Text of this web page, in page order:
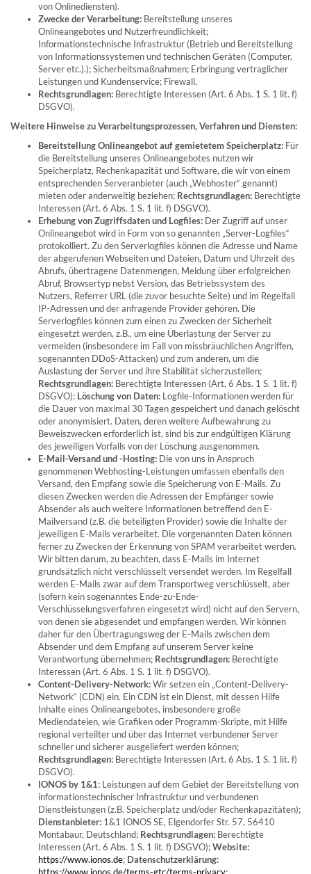
von Onlinediensten).
Zwecke der Verarbeitung: Bereitstellung unseres
Onlineangebotes und Nutzerfreundlichkeit;
Informationstechnische Infrastruktur (Betrieb und Bereitstellung
von Informationssystemen und technischen Geräten (Computer,
Server etc.).); Sicherheitsmaßnahmen; Erbringung vertraglicher
Leistungen und Kundenservice; Firewall.
Rechtsgrundlagen: Berechtigte Interessen (Art. 6 Abs. 1 S. 1 lit. f)
DSGVO).
Weitere Hinweise zu Verarbeitungsprozessen, Verfahren und Diensten:
Bereitstellung Onlineangebot auf gemietetem Speicherplatz: Für
die Bereitstellung unseres Onlineangebotes nutzen wir
Speicherplatz, Rechenkapazität und Software, die wir von einem
entsprechenden Serveranbieter (auch „Webhoster“ genannt)
mieten oder anderweitig beziehen; Rechtsgrundlagen: Berechtigte
Interessen (Art. 6 Abs. 1 S. 1 lit. f) DSGVO).
Erhebung von Zugriffsdaten und Logfiles: Der Zugriff auf unser
Onlineangebot wird in Form von so genannten „Server-Logfiles“
protokolliert. Zu den Serverlogfiles können die Adresse und Name
der abgerufenen Webseiten und Dateien, Datum und Uhrzeit des
Abrufs, übertragene Datenmengen, Meldung über erfolgreichen
Abruf, Browsertyp nebst Version, das Betriebssystem des
Nutzers, Referrer URL (die zuvor besuchte Seite) und im Regelfall
IP-Adressen und der anfragende Provider gehören. Die
Serverlogfiles können zum einen zu Zwecken der Sicherheit
eingesetzt werden, z.B., um eine Überlastung der Server zu
vermeiden (insbesondere im Fall von missbräuchlichen Angriffen,
sogenannten DDoS-Attacken) und zum anderen, um die
Auslastung der Server und ihre Stabilität sicherzustellen;
Rechtsgrundlagen: Berechtigte Interessen (Art. 6 Abs. 1 S. 1 lit. f)
DSGVO); Löschung von Daten: Logfile-Informationen werden für
die Dauer von maximal 30 Tagen gespeichert und danach gelöscht
oder anonymisiert. Daten, deren weitere Aufbewahrung zu
Beweiszwecken erforderlich ist, sind bis zur endgültigen Klärung
des jeweiligen Vorfalls von der Löschung ausgenommen.
E-Mail-Versand und -Hosting: Die von uns in Anspruch
genommenen Webhosting-Leistungen umfassen ebenfalls den
Versand, den Empfang sowie die Speicherung von E-Mails. Zu
diesen Zwecken werden die Adressen der Empfänger sowie
Absender als auch weitere Informationen betreffend den E-
Mailversand (z.B. die beteiligten Provider) sowie die Inhalte der
jeweiligen E-Mails verarbeitet. Die vorgenannten Daten können
ferner zu Zwecken der Erkennung von SPAM verarbeitet werden.
Wir bitten darum, zu beachten, dass E-Mails im Internet
grundsätzlich nicht verschlüsselt versendet werden. Im Regelfall
werden E-Mails zwar auf dem Transportweg verschlüsselt, aber
(sofern kein sogenanntes Ende-zu-Ende-
Verschlüsselungsverfahren eingesetzt wird) nicht auf den Servern,
von denen sie abgesendet und empfangen werden. Wir können
daher für den Übertragungsweg der E-Mails zwischen dem
Absender und dem Empfang auf unserem Server keine
Verantwortung übernehmen; Rechtsgrundlagen: Berechtigte
Interessen (Art. 6 Abs. 1 S. 1 lit. f) DSGVO).
Content-Delivery-Network:Wir setzen ein „Content-Delivery-
Network“ (CDN) ein. Ein CDN ist ein Dienst, mit dessen Hilfe
Inhalte eines Onlineangebotes, insbesondere große
Mediendateien, wie Grafiken oder Programm-Skripte, mit Hilfe
regional verteilter und über das Internet verbundener Server
schneller und sicherer ausgeliefert werden können;
Rechtsgrundlagen: Berechtigte Interessen (Art. 6 Abs. 1 S. 1 lit. f)
DSGVO).
IONOS by 1&1: Leistungen auf dem Gebiet der Bereitstellung von
informationstechnischer Infrastruktur und verbundenen
Dienstleistungen (z.B. Speicherplatz und/oder Rechenkapazitäten);
Dienstanbieter: 1&1 IONOS SE, Elgendorfer Str. 57, 56410
Montabaur, Deutschland; Rechtsgrundlagen: Berechtigte
Interessen (Art. 6 Abs. 1 S. 1 lit. f) DSGVO);Website:
https://www.ionos.de; Datenschutzerklärung: